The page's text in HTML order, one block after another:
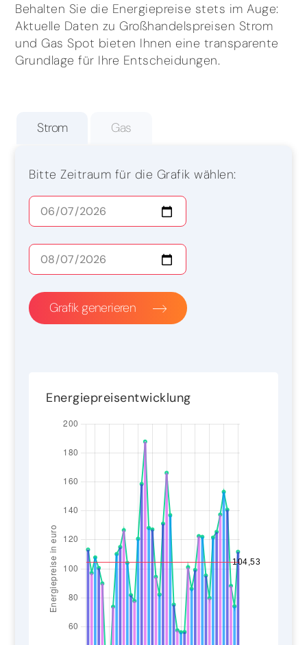
Behalten Sie die Energiepreise stets im Auge:
Aktuelle Daten zu Großhandelspreisen Strom
und Gas Spot bieten Ihnen eine transparente
Grundlage für Ihre Entscheidungen.
Strom Gas
Bitte Zeitraum für die Grafik wählen:
Grafik generieren
Energiepreisentwicklung